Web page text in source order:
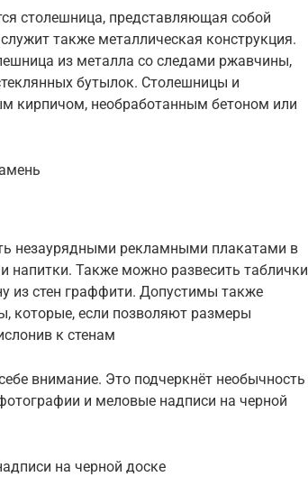
столешница, представляющая собой
также металлическая конструкция.
из металла со следами ржавчины,
бутылок. Столешницы и
кирпичом, необработанным бетоном или
незаурядными рекламными плакатами в
напитки. Также можно развесить таблички
из стен граффити. Допустимы также
которые, если позволяют размеры
к стенам
внимание. Это подчеркнёт необычность
и меловые надписи на черной
на черной доске